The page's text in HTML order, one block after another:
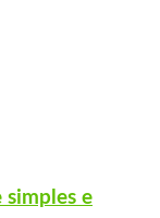
simples e